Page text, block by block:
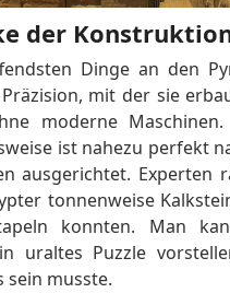
der
Dinge an den
mit der sie
moderne
ist nahezu perfekt
ausgerichtet. Experten
tonnenweise
konnten. Man
uraltes Puzzle
sein musste.